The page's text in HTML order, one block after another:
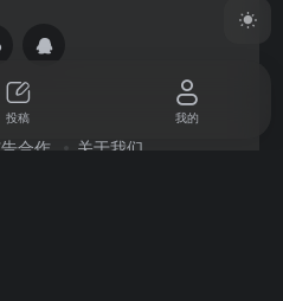
合作 关于我们
投稿 我的